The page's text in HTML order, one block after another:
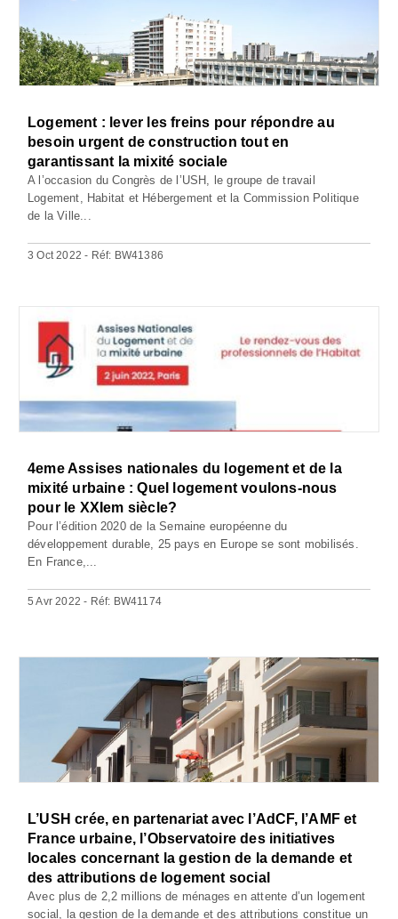
Logement : lever les freins pour répondre au
besoin urgent de construction tout en
garantissant la mixité sociale
A l’occasion du Congrès de l’USH, le groupe de travail
Logement, Habitat et Hébergement et la Commission Politique
de la Ville...
3 Oct 2022 - Réf: BW41386
4eme Assises nationales du logement et de la
mixité urbaine : Quel logement voulons-nous
pour le XXIem siècle?
Pour l’édition 2020 de la Semaine européenne du
développement durable, 25 pays en Europe se sont mobilisés.
En France,...
5 Avr 2022 - Réf: BW41174
L’USH crée, en partenariat avec l’AdCF, l’AMF et
France urbaine, l’Observatoire des initiatives
locales concernant la gestion de la demande et
des attributions de logement social
Avec plus de 2,2 millions de ménages en attente d’un logement
social, la gestion de la demande et des attributions constitue un